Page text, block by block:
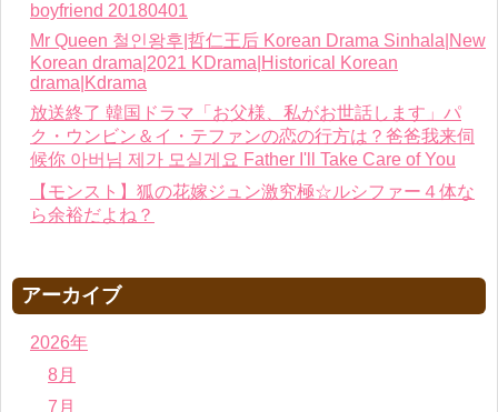
boyfriend 20180401
Mr Queen 철인왕후|哲仁王后 Korean Drama Sinhala|New
Korean drama|2021 KDrama|Historical Korean
drama|Kdrama
放送終了 韓国ドラマ「お父様、私がお世話します」パ
ク・ウンビン＆イ・テファンの恋の行方は？爸爸我来伺
候你 아버님 제가 모실게요 Father I'll Take Care of You
【モンスト】狐の花嫁ジュン激究極☆ルシファー４体な
ら余裕だよね？
アーカイブ
2026年
8月
7月